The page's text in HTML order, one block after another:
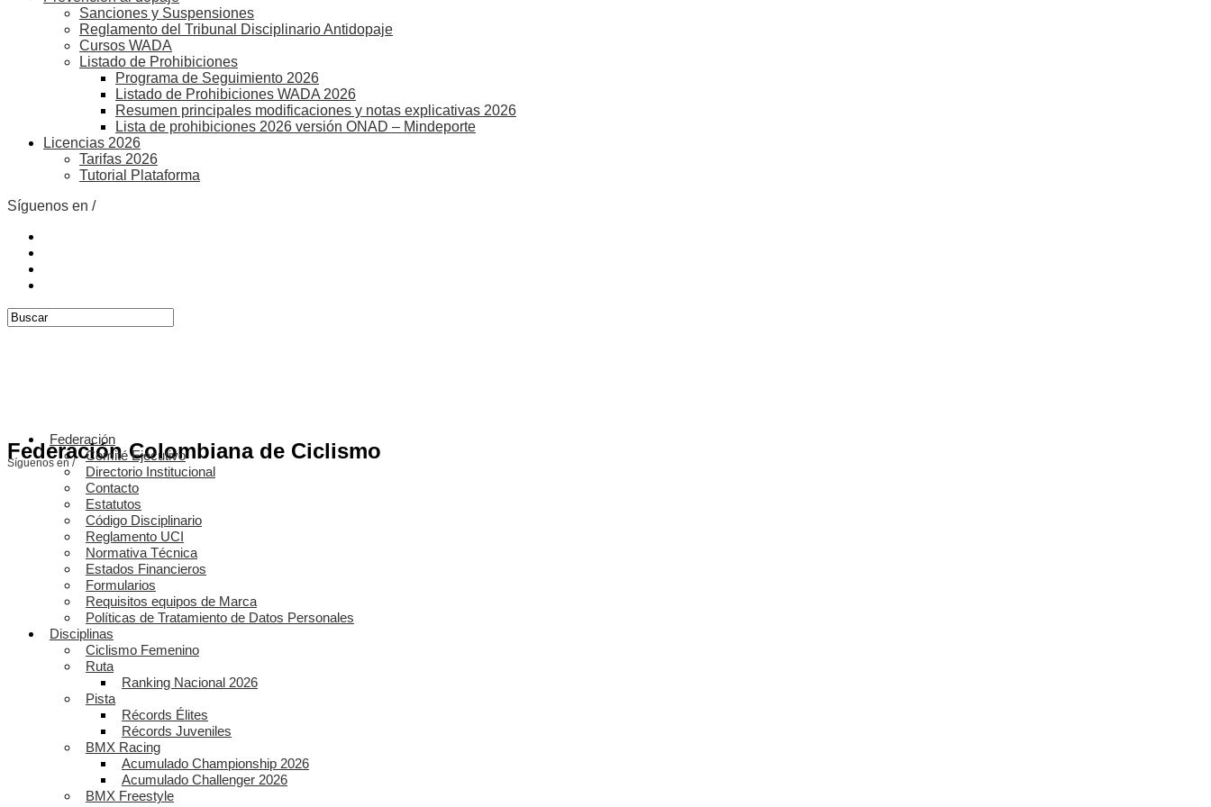
Sanciones y Suspensiones
Reglamento del Tribunal Disciplinario Antidopaje
Cursos WADA
Listado de Prohibiciones
Programa de Seguimiento 2026
Listado de Prohibiciones WADA 2026
Resumen principales modificaciones y notas explicativas 2026
Lista de prohibiciones 2026 versión ONAD – Mindeporte
Licencias 2026
Tarifas 2026
Tutorial Plataforma
Síguenos en /
Federación Colombiana de Ciclismo
Síguenos en /
Federación
Comité Ejecutivo
Directorio Institucional
Contacto
Estatutos
Código Disciplinario
Reglamento UCI
Normativa Técnica
Estados Financieros
Formularios
Requisitos equipos de Marca
Políticas de Tratamiento de Datos Personales
Disciplinas
Ciclismo Femenino
Ruta
Ranking Nacional 2026
Pista
Récords Élites
Récords Juveniles
BMX Racing
Acumulado Championship 2026
Acumulado Challenger 2026
BMX Freestyle